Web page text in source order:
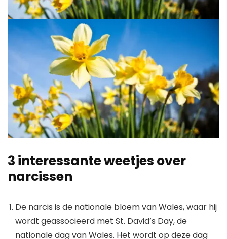
3 interessante weetjes over
narcissen
De narcis is de nationale bloem van Wales, waar hij
wordt geassocieerd met St. David’s Day, de
nationale dag van Wales. Het wordt op deze dag